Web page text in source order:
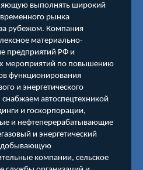
выполнять широкий
рынка
рубежом. Компания
материально-
предприятий РФ и
мероприятий по повышению
функционирования
и энергетического
автоспецтехникой
и госкорпорации,
и нефтеперерабатывающие
и энергетический
компании, сельское